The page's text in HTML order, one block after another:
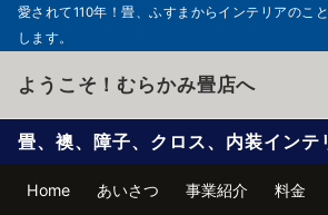
愛されて110年！畳、ふすまからインテリアのこ
します。
ようこそ！むらかみ畳店へ
Home あいさつ 事業紹介 料金